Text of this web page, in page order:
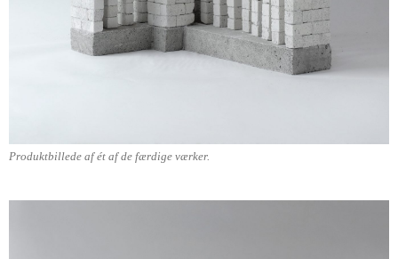
Produktbillede af ét af de færdige værker.